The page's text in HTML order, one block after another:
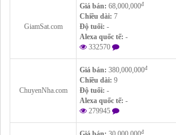
GiamSat.com
Giá bán: 68,000,000đ
Chiều dài: 7
Độ tuổi: -
Alexa quốc tế: -
332570
ChuyenNha.com
Giá bán: 380,000,000đ
Chiều dài: 9
Độ tuổi: -
Alexa quốc tế: -
279945
đ